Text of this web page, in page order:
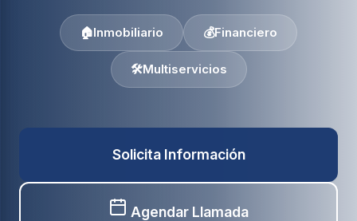
🏠Inmobiliario 💰Financiero
🛠️Multiservicios
Solicita Información
Agendar Llamada